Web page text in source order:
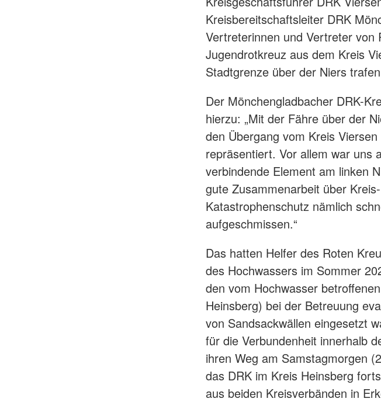
Kreisbereitschaftsleiter DRK
Vertreterinnen und Vertreter von
Jugendrotkreuz aus dem Kreis
Stadtgrenze über der Niers
Der Mönchengladbacher DRK-
hierzu: „Mit der Fähre über der
den Übergang vom Kreis
repräsentiert. Vor allem war uns
verbindende Element am linken
gute Zusammenarbeit über
Katastrophenschutz nämlich
aufgeschmissen.“
Das hatten Helfer des Roten
des Hochwassers im Sommer
den vom Hochwasser
Heinsberg) bei der Betreuung
von Sandsackwällen eingesetzt
für die Verbundenheit innerhalb
ihren Weg am Samstagmorgen
das DRK im Kreis Heinsberg
aus beiden Kreisverbänden in